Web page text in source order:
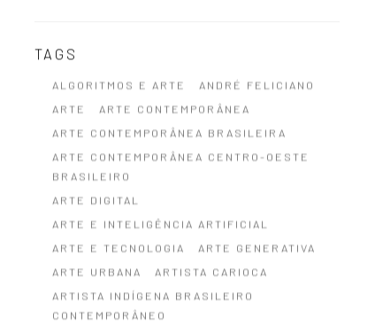
TAGS
ALGORITMOS E ARTE
ANDRÉ FELICIANO
ARTE
ARTE CONTEMPORÂNEA
ARTE CONTEMPORÂNEA BRASILEIRA
ARTE CONTEMPORÂNEA CENTRO-OESTE
BRASILEIRO
ARTE DIGITAL
ARTE E INTELIGÊNCIA ARTIFICIAL
ARTE E TECNOLOGIA
ARTE GENERATIVA
ARTE URBANA
ARTISTA CARIOCA
ARTISTA INDÍGENA BRASILEIRO
CONTEMPORÂNEO